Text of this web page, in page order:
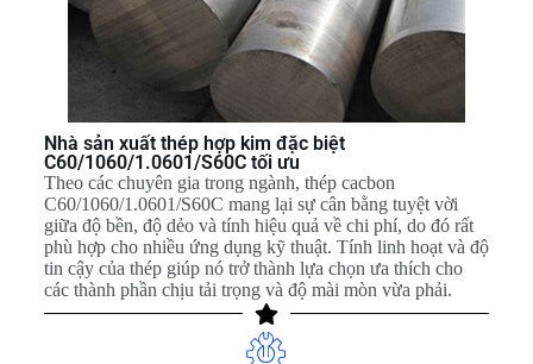
Nhà sản xuất thép hợp kim đặc biệt
C60/1060/1.0601/S60C tối ưu
Theo các chuyên gia trong ngành, thép cacbon
C60/1060/1.0601/S60C mang lại sự cân bằng tuyệt vời
giữa độ bền, độ dẻo và tính hiệu quả về chi phí, do đó rất
phù hợp cho nhiều ứng dụng kỹ thuật. Tính linh hoạt và độ
tin cậy của thép giúp nó trở thành lựa chọn ưa thích cho
các thành phần chịu tải trọng và độ mài mòn vừa phải.